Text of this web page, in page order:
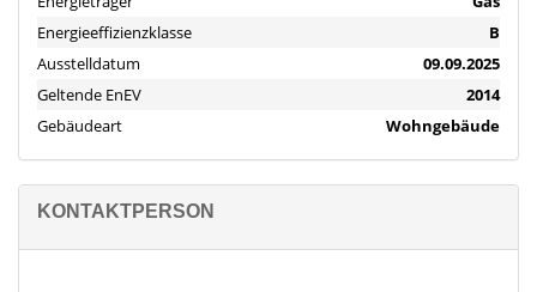
Ausstattung
+ Moderne Ausstattung
+ Ca. 187 m² Wohnfläche
+ Moderne & Stilvolle Einbauküche
+ 4 Schlafzimmer
+ 2 Badezimmer
Energieeffizienzklasse
B
Ausstelldatum
09.09.2025
Geltende EnEV
2014
Gebäudeart
Wohngebäude
KONTAKTPERSON